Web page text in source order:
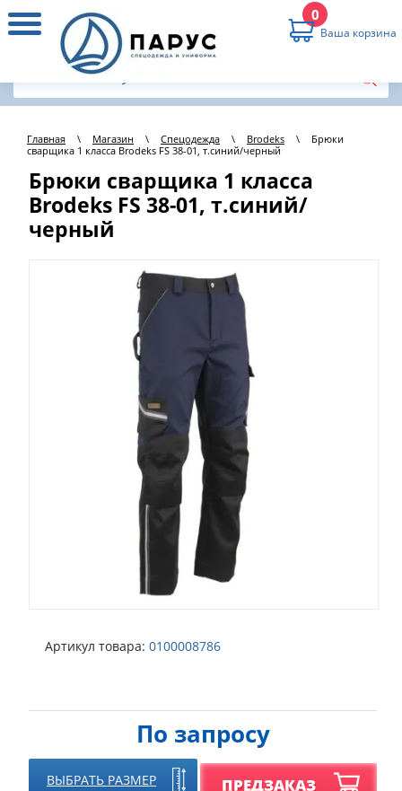
0
Ваша корзина
Главная \ Магазин \ Спецодежда \ Brodeks \
Брюки
сварщика 1 класса Brodeks FS 38-01, т.синий/черный
Брюки сварщика 1 класса
Brodeks FS 38-01, т.синий/
черный
Артикул товара: 0100008786
По запросу
ВЫБРАТЬ РАЗМЕР ПРЕДЗАКАЗ